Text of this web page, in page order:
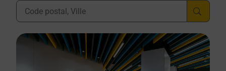
Ville, Département, Code Postal